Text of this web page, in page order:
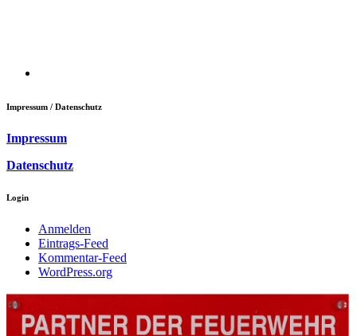
Impressum / Datenschutz
Impressum
Datenschutz
Login
Anmelden
Eintrags-Feed
Kommentar-Feed
WordPress.org